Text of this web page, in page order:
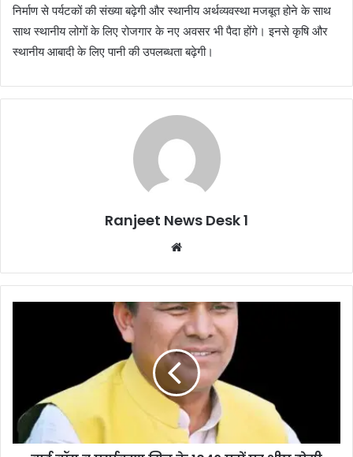
निर्माण से पर्यटकों की संख्या बढ़ेगी और स्थानीय अर्थव्यवस्था मजबूत होने के साथ
साथ स्थानीय लोगों के लिए रोजगार के नए अवसर भी पैदा होंगे। इनसे कृषि और
स्थानीय आबादी के लिए पानी की उपलब्धता बढ़ेगी।
Ranjeet News Desk 1
te